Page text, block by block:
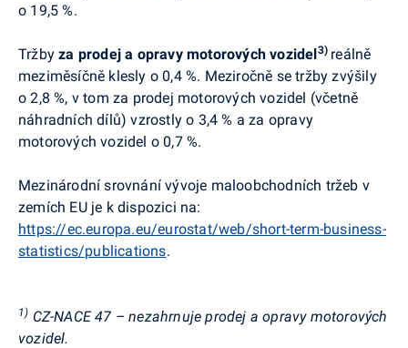
o 19,5 %.
Tržbyza prodej a opravy motorových vozidel3) reálně
meziměsíčně klesly o 0,4 %. Meziročně se tržby zvýšily
o 2,8 %, v tom za prodej motorových vozidel (včetně
náhradních dílů) vzrostly o 3,4 % a za opravy
motorových vozidel o 0,7 %.
Mezinárodní srovnání vývoje maloobchodních tržeb v
zemích EU je k dispozici na:
https://ec.europa.eu/eurostat/web/short-term-business-
statistics/publications.
1) CZ-NACE 47 – nezahrnuje prodej a opravy motorových
vozidel.